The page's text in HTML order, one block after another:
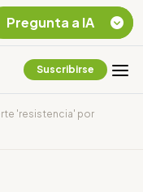
Suscribirse
'resistencia' por
Pregunta a IA
Chevron Ecuador